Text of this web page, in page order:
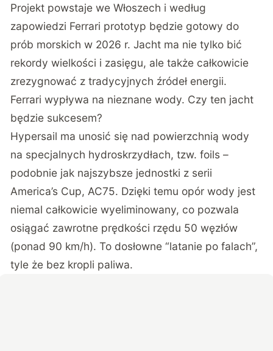
Projekt powstaje we Włoszech i według
zapowiedzi Ferrari prototyp będzie gotowy do
prób morskich w 2026 r. Jacht ma nie tylko bić
rekordy wielkości i zasięgu, ale także całkowicie
zrezygnować z tradycyjnych źródeł energii.
Ferrari wypływa na nieznane wody. Czy ten jacht
będzie sukcesem?
Hypersail ma unosić się nad powierzchnią wody
na specjalnych hydroskrzydłach, tzw. foils –
podobnie jak najszybsze jednostki z serii
America’s Cup, AC75. Dzięki temu opór wody jest
niemal całkowicie wyeliminowany, co pozwala
osiągać zawrotne prędkości rzędu 50 węzłów
(ponad 90 km/h). To dosłowne “latanie po falach”,
tyle że bez kropli paliwa.